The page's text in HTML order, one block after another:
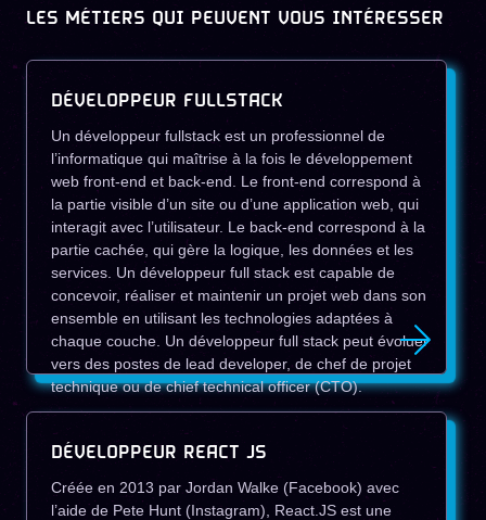
LES MÉTIERS QUI PEUVENT VOUS INTÉRESSER
DÉVELOPPEUR FULLSTACK
Un développeur fullstack est un professionnel de
l’informatique qui maîtrise à la fois le développement
web front-end et back-end. Le front-end correspond à
la partie visible d’un site ou d’une application web, qui
interagit avec l’utilisateur. Le back-end correspond à la
partie cachée, qui gère la logique, les données et les
services. Un développeur full stack est capable de
concevoir, réaliser et maintenir un projet web dans son
ensemble en utilisant les technologies adaptées à
chaque couche. Un développeur full stack peut évoluer
vers des postes de lead developer, de chef de projet
technique ou de chief technical officer (CTO).
DÉVELOPPEUR REACT JS
Créée en 2013 par Jordan Walke (Facebook) avec
l’aide de Pete Hunt (Instagram), React.JS est une